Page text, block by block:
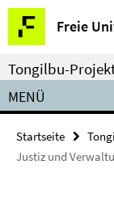
Springe
direkt
zu
Inhalt
Freie
Service-
Navigation
Tongilbu-
MENÜ
Startseite
Justiz und